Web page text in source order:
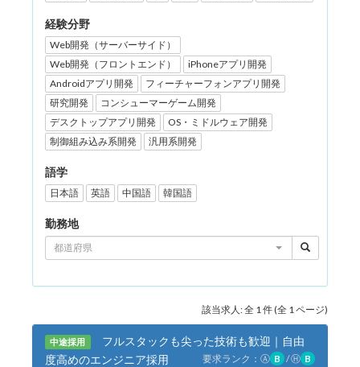
経験分野
Web開発（サーバーサイド）
Web開発（フロントエンド）
iPhoneアプリ開発
Androidアプリ開発
フィーチャーフォンアプリ開発
研究開発
コンシューマーゲーム開発
デスクトップアプリ開発
OS・ミドルウェア開発
制御組み込み系開発
汎用系開発
語学
日本語 英語 中国語 韓国語
勤務地
都道府県
該当求人: 全 1 件 (全 1 ページ)
中途採用
フルスタックも尖った技術も歓迎｜自由
度高めのエンジニア採用
要求ランク： Ⓐ B /Ⓗ B